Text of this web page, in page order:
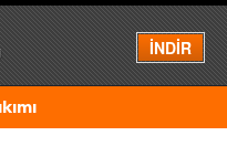
İNDİR
Menü